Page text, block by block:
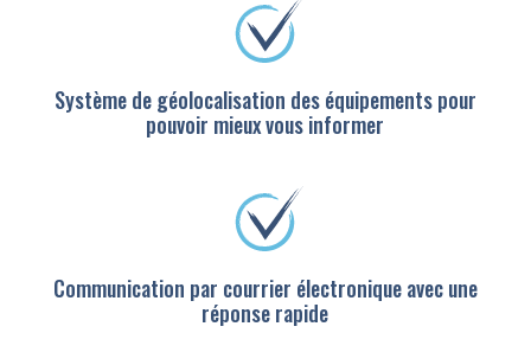
Système de géolocalisation des équipements pour
pouvoir mieux vous informer
Communication par courrier électronique avec une
réponse rapide